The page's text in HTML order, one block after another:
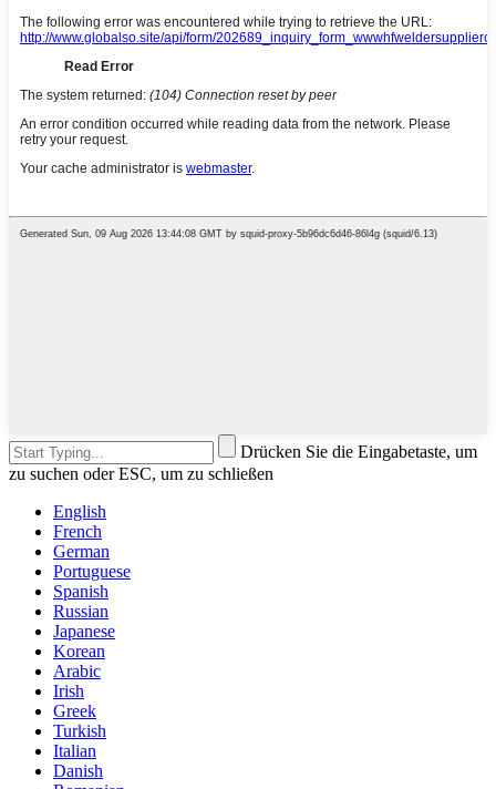
Drücken Sie die Eingabetaste, um
zu suchen oder ESC, um zu schließen
English
French
German
Portuguese
Spanish
Russian
Japanese
Korean
Arabic
Irish
Greek
Turkish
Italian
Danish